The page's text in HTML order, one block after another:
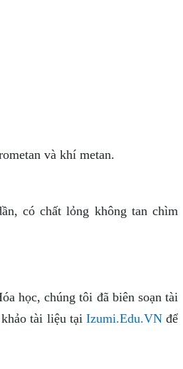
và khí metan.
có chất lỏng không tan chìm
học, chúng tôi đã biên soạn tài
khảo tài liệu tạiIzumi.Edu.VN để